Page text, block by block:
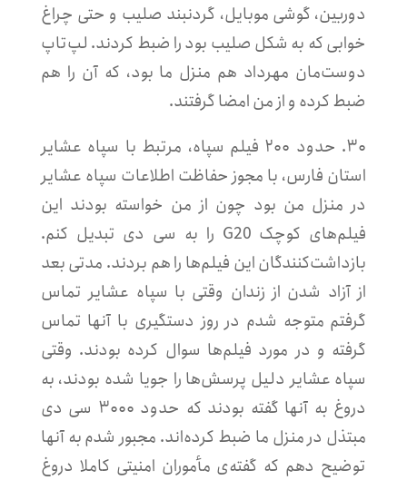
دوربین، گوشی موبایل، گردنبند صلیب و حتی چراغ
خوابی که به شکل صلیب بود را ضبط کردند. لپ‌تاپ
دوست‌مان مهرداد هم منزل ما بود، که آن را هم
ضبط کرده و از من امضا گرفتند.
۳۰. حدود ۲۰۰ فیلم سپاه، مرتبط با سپاه عشایر
استان فارس، با مجوز حفاظت اطلاعات سپاه عشایر
در منزل من بود چون از من خواسته بودند این
فیلم‌های کوچک G20 را به سی دی تبدیل کنم.
بازداشت‌کنندگان این فیلم‌ها را هم بردند. مدتی بعد
از آزاد شدن از زندان وقتی با سپاه عشایر تماس
گرفتم متوجه شدم در روز دستگیری با آنها تماس
گرفته و در مورد فیلم‌ها سوال کرده بودند. وقتی
سپاه عشایر دلیل پرسش‌ها را جویا شده بودند، به
دروغ به آنها گفته بودند که حدود ۳۰۰۰ سی دی
مبتذل در منزل ما ضبط کرده‌اند. مجبور شدم به آنها
توضیح دهم که گفته‌ی مأموران امنیتی کاملا دروغ